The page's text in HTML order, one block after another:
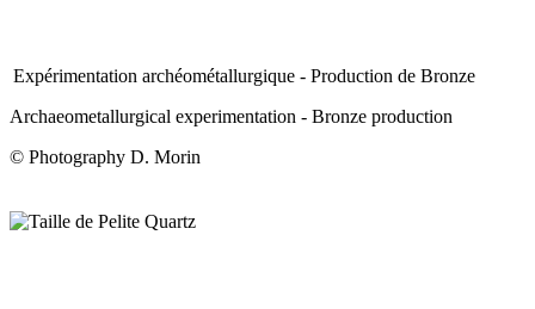
Expérimentation archéométallurgique - Production de Bronze
Archaeometallurgical experimentation - Bronze production
© Photography D. Morin